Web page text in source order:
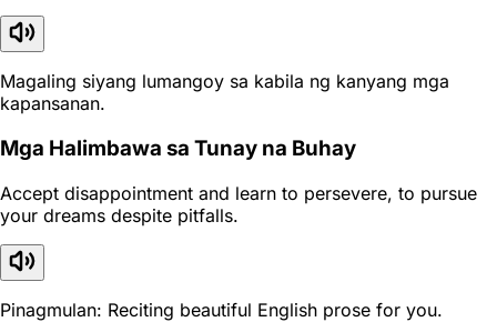
Magaling siyang lumangoy sa kabila ng kanyang mga
kapansanan.
Mga Halimbawa sa Tunay na Buhay
Accept disappointment and learn to persevere, to pursue
your dreams despite pitfalls.
Pinagmulan: Reciting beautiful English prose for you.